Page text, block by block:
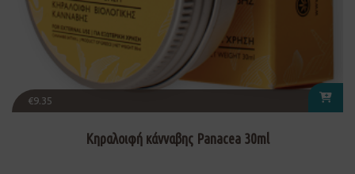
€9.35
Κηραλοιφή κάνναβης Panacea 30ml